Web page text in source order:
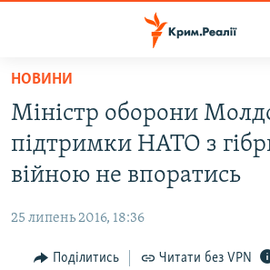
Перейти
основного
матеріалу
Перейти
до
основної
Перейти
ВОДА.КРИМ
ВІДЕО ТА ФОТО
БЛОГИ
ПОГЛЯД
НОВИНИ
Міністр оборони
підтримки НАТО з
війною не впоратись
25 липень 2016, 18:36
Поділитись Читати без VPN